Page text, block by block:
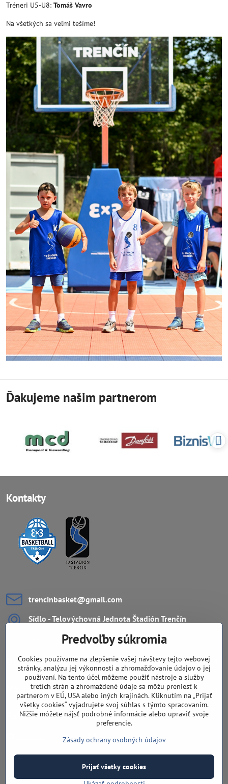
Tréneri U5-U8: Tomáš Vavro
Na všetkých sa veľmi tešíme!
Ďakujeme našim partnerom
Kontakty
trencinbasket​@gmail​.com
Sídlo - Telovýchovná Jednota Štadión Trenčín
911 08 Trenčín
Dôležité odkazy
Navigácia
Fandíte nám aj na sieťach?
Instagram Youtube
©2026Copyright
Predvoľby súkromiaZásady ochrany osobných údajov
Predvoľby súkromia
Cookies používame na zlepšenie vašej návštevy tejto webovej
stránky, analýzu jej výkonnosti a zhromažďovanie údajov o jej
používaní. Na tento účel môžeme použiť nástroje a služby
tretích strán a zhromaždené údaje sa môžu preniesť k
partnerom v EÚ, USA alebo iných krajinách. Kliknutím na „Prijať
všetky cookies“ vyjadrujete svoj súhlas s týmto spracovaním.
Nižšie môžete nájsť podrobné informácie alebo upraviť svoje
preferencie.
Zásady ochrany osobných údajov
Prijať všetky cookies